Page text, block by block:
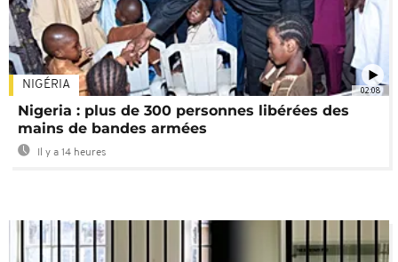
02:08
NIGÉRIA
Nigeria : plus de 300 personnes libérées des
mains de bandes armées
Il y a 14 heures